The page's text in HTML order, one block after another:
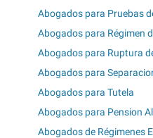
Abogados para Pruebas
Abogados para Régimen
Abogados para Ruptura
Abogados para
Abogados para Tutela
Abogados para Pension
Abogados de Régimenes